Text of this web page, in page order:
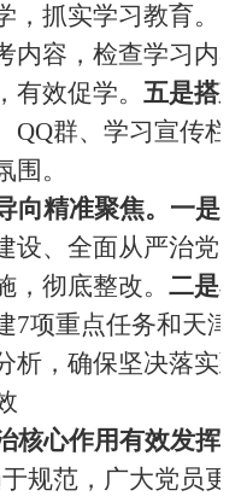
，抓实学习教育。
内容，检查学习内
有效促学。五是搭
QQ群、学习宣传栏
围。
向精准聚焦。 一是
设、全面从严治党
，彻底整改。二是
7项重点任务和天津
析，确保坚决落实
核心作用有效发挥。
规范 ， 广大党员更